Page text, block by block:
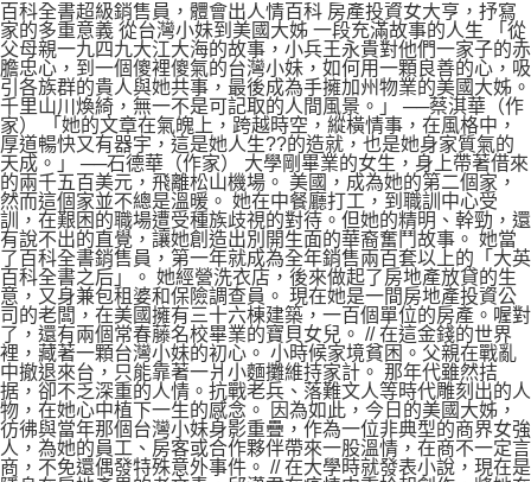
百科全書超級銷售員，體會出人情百科 房產投資女大亨，抒寫
家的多重意義 從台灣小妹到美國大姊 一段充滿故事的人生 「從
父母親一九四九大江大海的故事，小兵王永貴對他們一家子的赤
膽忠心，到一個傻裡傻氣的台灣小妹，如何用一顆良善的心，吸
引各族群的貴人與她共事，最後成為手擁加州物業的美國大姊。
千里山川煥綺，無一不是可記取的人間風景。」 ──蔡淇華（作
家） 「她的文章在氣魄上，跨越時空，縱橫情事，在風格中，
厚道暢快又有器宇，這是她人生??的造就，也是她身家質氣的
天成。」 ──石德華（作家） 大學剛畢業的女生，身上帶著借來
的兩千五百美元，飛離松山機場。 美國，成為她的第二個家，
然而這個家並不總是溫暖。 她在中餐廳打工，到職訓中心受
訓，在艱困的職場遭受種族歧視的對待。但她的精明、幹勁，還
有說不出的直覺，讓她創造出別開生面的華裔奮鬥故事。 她當
了百科全書銷售員，第一年就成為全年銷售兩百套以上的「大英
百科全書之后」。 她經營洗衣店，後來做起了房地產放貸的生
意，又身兼包租婆和保險調查員。 現在她是一間房地產投資公
司的老闆，在美國擁有三十六棟建築，一百個單位的房產。喔對
了，還有兩個常春藤名校畢業的寶貝女兒。 // 在這金錢的世界
裡，藏著一顆台灣小妹的初心。 小時候家境貧困。父親在戰亂
中撤退來台，只能靠著一爿小麵攤維持家計。 那年代雖然拮
据，卻不乏深重的人情。抗戰老兵、落難文人等時代雕刻出的人
物，在她心中植下一生的感念。 因為如此，今日的美國大姊，
彷彿與當年那個台灣小妹身影重疊，作為一位非典型的商界女強
人，為她的員工、房客或合作夥伴帶來一股溫情，在商不一定言
商，不免還偶發特殊意外事件。 // 在大學時就發表小說，現在是